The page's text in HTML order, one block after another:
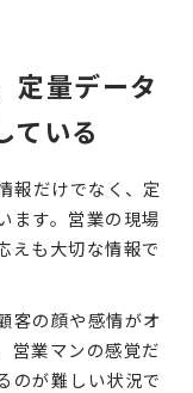
定量データ
ている
報だけでなく、定
ます。営業の現場
えも大切な情報で
客の顔や感情がオ
営業マンの感覚だ
のが難しい状況で